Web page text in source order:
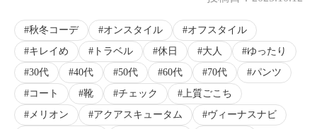
秋冬コーデ オンスタイル
オフスタイル
キレイめ
トラベル 休日 大人
ゆったり
30代
40代 50代 60代 70代
パンツ
コート
靴 チェック
上質ごこち
メリオン
アクアスキュータム
ヴィーナスナビ